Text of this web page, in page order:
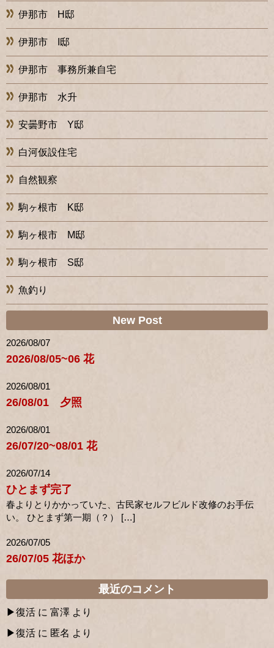
伊那市 H邸
伊那市 I邸
伊那市 事務所兼自宅
伊那市 水升
安曇野市 Y邸
白河仮設住宅
自然観察
駒ヶ根市 K邸
駒ヶ根市 M邸
駒ヶ根市 S邸
魚釣り
New Post
2026/08/07
2026/08/05~06 花
2026/08/01
26/08/01 夕照
2026/08/01
26/07/20~08/01 花
2026/07/14
ひとまず完了
春よりとりかかっていた、古民家セルフビルド改修のお手伝
い。 ひとまず第一期（？） […]
2026/07/05
26/07/05 花ほか
最近のコメント
復活 に 富澤 より
復活 に 匿名 より